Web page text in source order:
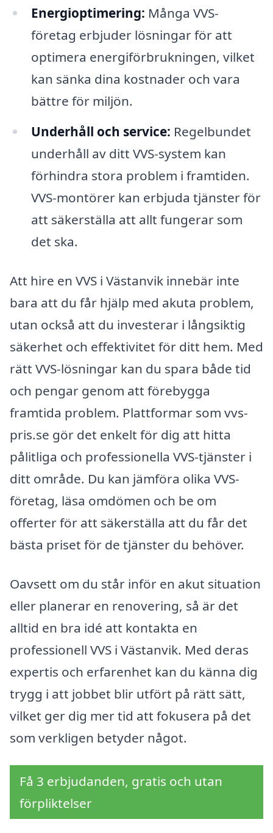
Energioptimering: Många VVS-
företag erbjuder lösningar för att
optimera energiförbrukningen, vilket
kan sänka dina kostnader och vara
bättre för miljön.
Underhåll och service: Regelbundet
underhåll av ditt VVS-system kan
förhindra stora problem i framtiden.
VVS-montörer kan erbjuda tjänster för
att säkerställa att allt fungerar som
det ska.
Att hire en VVS i Västanvik innebär inte
bara att du får hjälp med akuta problem,
utan också att du investerar i långsiktig
säkerhet och effektivitet för ditt hem. Med
rätt VVS-lösningar kan du spara både tid
och pengar genom att förebygga
framtida problem. Plattformar som vvs-
pris.se gör det enkelt för dig att hitta
pålitliga och professionella VVS-tjänster i
ditt område. Du kan jämföra olika VVS-
företag, läsa omdömen och be om
offerter för att säkerställa att du får det
bästa priset för de tjänster du behöver.
Oavsett om du står inför en akut situation
eller planerar en renovering, så är det
alltid en bra idé att kontakta en
professionell VVS i Västanvik. Med deras
expertis och erfarenhet kan du känna dig
trygg i att jobbet blir utfört på rätt sätt,
vilket ger dig mer tid att fokusera på det
som verkligen betyder något.
Få 3 erbjudanden, gratis och utan
förpliktelser